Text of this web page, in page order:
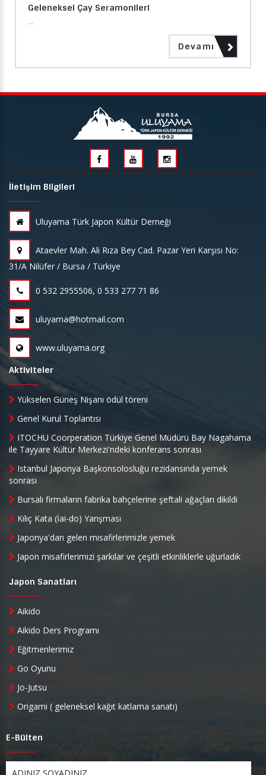
Geleneksel Çay Seramonileri
...
Devamı
İletişim Bilgileri
Uluyama Türk Japon Kültür Derneği
Ataevler Mah. Ali Rıza Bey Cad. Pazar Yeri Karşısı No:
31/A Nilüfer / Bursa / Türkiye
0 532 2955506, 0 533 277 71 86
uluyama@hotmail.com
www.uluyama.org
Aktiviteler
Yükselen Güneş Nişanı ödül töreni
Genel Kurul Toplantısı
ITOCHU Coorperation Türkiye Genel Müdürü Bay Nagahama
ile Tayyare Kültür Merkezi'ndeki konferans sonrası
Istanbul Japonya Başkonsolosluğu rezidansında yemek
sonrası
Bursalı firmaların fabrika bahçelerine şeftali ağaçları dikildi
Kılıç Kata (İai-do) Yarışması
Japonya'dan gelen misafirlerimizle yemek
Japon misafirlerimizi şarkılar ve çeşitli etkinliklerle uğurladık
Japon Sanatları
Aikido
Aikido Ders Programı
Eğitmenlerimiz
Go Oyunu
Jo-Jutsu
Origami ( geleneksel kağıt katlama sanatı)
E-Bülten